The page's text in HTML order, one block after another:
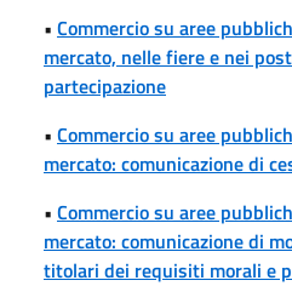
• Commercio su aree
mercato, nelle fiere e nei
partecipazione
• Commercio su aree
mercato: comunicazione di
• Commercio su aree
mercato: comunicazione di
titolari dei requisiti morali e